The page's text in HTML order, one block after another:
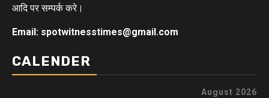
आदि पर सम्पर्क करे।
Email: spotwitnesstimes@gmail.com
CALENDER
August 2026